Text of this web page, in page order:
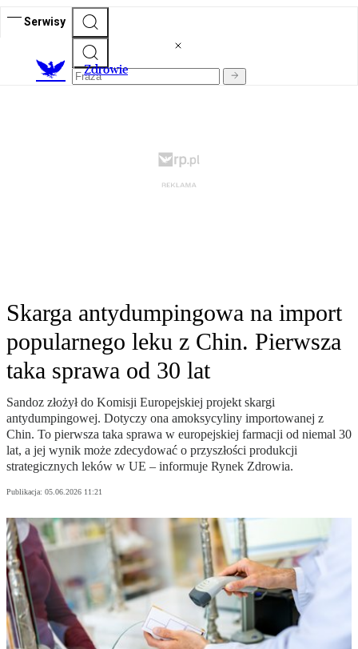
Serwisy
Zdrowie
Skarga antydumpingowa na import
popularnego leku z Chin. Pierwsza
taka sprawa od 30 lat
Sandoz złożył do Komisji Europejskiej projekt skargi
antydumpingowej. Dotyczy ona amoksycyliny importowanej z
Chin. To pierwsza taka sprawa w europejskiej farmacji od niemal 30
lat, a jej wynik może zdecydować o przyszłości produkcji
strategicznych leków w UE – informuje Rynek Zdrowia.
Publikacja: 05.06.2026 11:21